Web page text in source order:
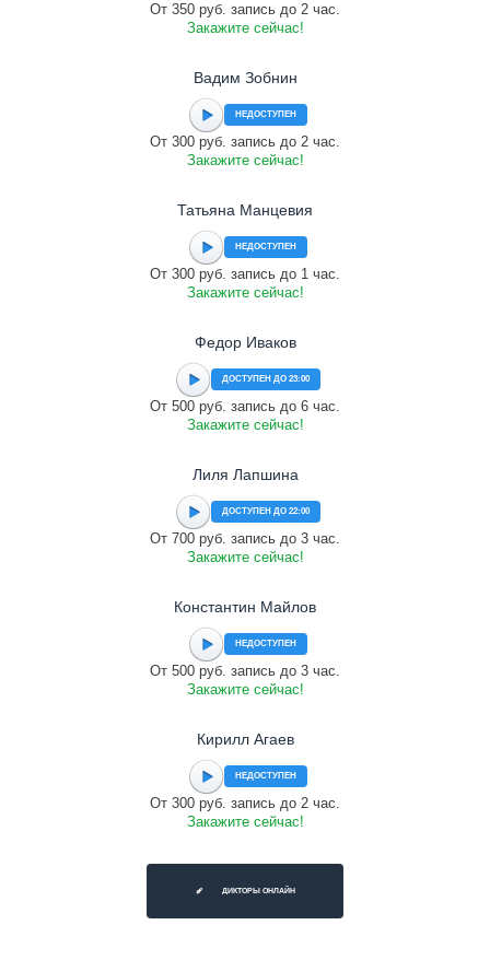
От 350 руб. запись до 2 час.
Закажите сейчас!
Вадим Зобнин
НЕДОСТУПЕН
От 300 руб. запись до 2 час.
Закажите сейчас!
Татьяна Манцевия
НЕДОСТУПЕН
От 300 руб. запись до 1 час.
Закажите сейчас!
Федор Иваков
ДОСТУПЕН ДО 23:00
От 500 руб. запись до 6 час.
Закажите сейчас!
Лиля Лапшина
ДОСТУПЕН ДО 22:00
От 700 руб. запись до 3 час.
Закажите сейчас!
Константин Майлов
НЕДОСТУПЕН
От 500 руб. запись до 3 час.
Закажите сейчас!
Кирилл Агаев
НЕДОСТУПЕН
От 300 руб. запись до 2 час.
Закажите сейчас!
ДИКТОРЫ ОНЛАЙН